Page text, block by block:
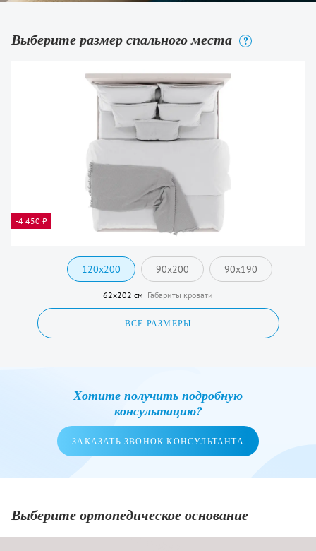
Выберите размер спального места ?
-4 450 ₽
120x200 90x200 90x190
62x202 см Габариты кровати
ВСЕ РАЗМЕРЫ
Хотите получить подробную
консультацию?
ЗАКАЗАТЬ ЗВОНОК КОНСУЛЬТАНТА
Выберите ортопедическое основание